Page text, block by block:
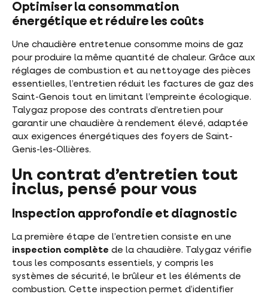
Optimiser la consommation
énergétique et réduire les coûts
Une chaudière entretenue consomme moins de gaz
pour produire la même quantité de chaleur. Grâce aux
réglages de combustion et au nettoyage des pièces
essentielles, l’entretien réduit les factures de gaz des
Saint-Genois tout en limitant l’empreinte écologique.
Talygaz propose des contrats d’entretien pour
garantir une chaudière à rendement élevé, adaptée
aux exigences énergétiques des foyers de Saint-
Genis-les-Ollières.
Un contrat d’entretien tout
inclus, pensé pour vous
Inspection approfondie et diagnostic
La première étape de l’entretien consiste en une
inspection complète de la chaudière. Talygaz vérifie
tous les composants essentiels, y compris les
systèmes de sécurité, le brûleur et les éléments de
combustion. Cette inspection permet d’identifier